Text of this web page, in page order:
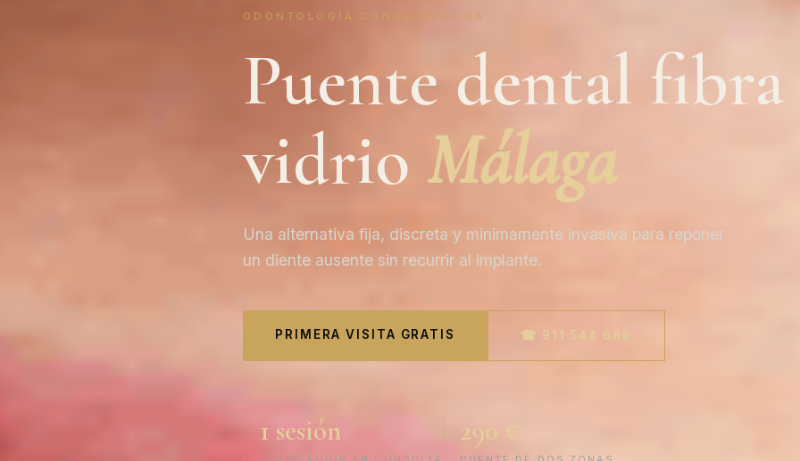
ODONTOLOGÍA CONSERVADORA
Puente dental fibra
vidrio Málaga
Una alternativa fija, discreta y minimamente invasiva para reponer
un diente ausente sin recurrir al implante.
PRIMERA VISITA GRATIS ☎ 911 544 686
1 sesión 290 €